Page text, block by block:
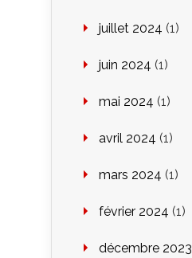
juillet 2024 (1)
juin 2024 (1)
mai 2024 (1)
avril 2024 (1)
mars 2024 (1)
février 2024 (1)
décembre 2023